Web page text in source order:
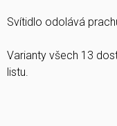
Svítidlo odolává
Varianty všech 13
listu.